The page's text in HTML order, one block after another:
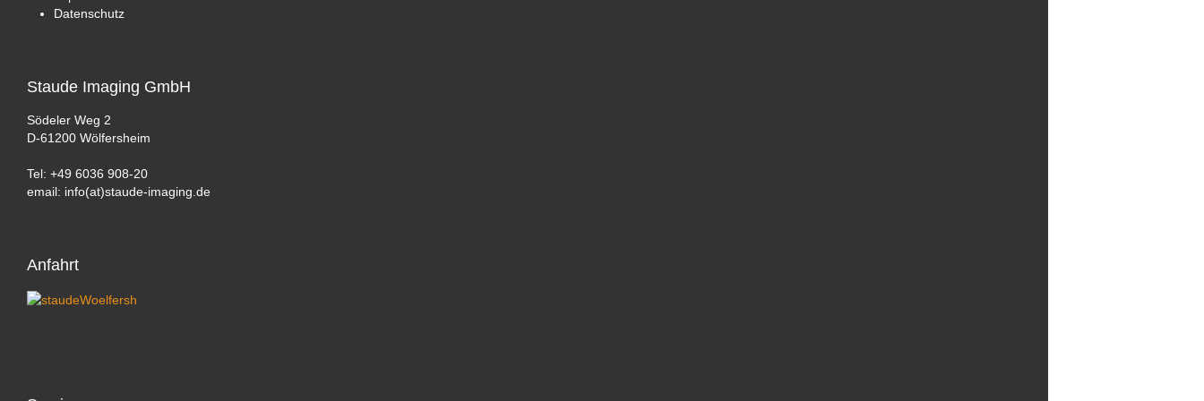
Datenschutz
Staude Imaging GmbH
Södeler Weg 2
D-61200 Wölfersheim
Tel: +49 6036 908-20
email: info(at)staude-imaging.de
Anfahrt